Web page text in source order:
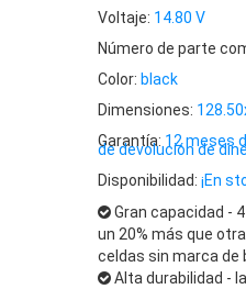
Voltaje: 14.80 V
Número de parte
Color: black
Dimensiones:
Garantía: 12 meses
de devolución de
Disponibilidad: ¡En
Gran capacidad -
un 20% más que
celdas sin marca de
Alta durabilidad -